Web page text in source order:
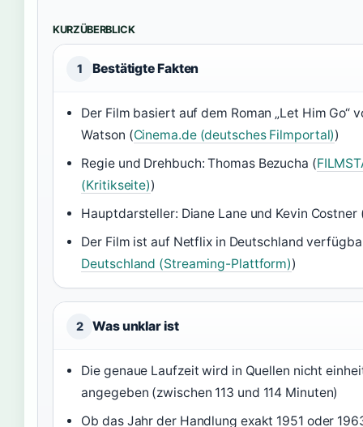
KURZÜBERBLICK
1 Bestätigte Fakten
Der Film basiert auf dem Roman „Let Him Go“
Watson (Cinema.de (deutsches Filmportal))
Regie und Drehbuch: Thomas Bezucha (
(Kritikseite))
Hauptdarsteller: Diane Lane und Kevin Costner
Der Film ist auf Netflix in Deutschland
Deutschland (Streaming-Plattform))
2 Was unklar ist
Die genaue Laufzeit wird in Quellen nicht
angegeben (zwischen 113 und 114 Minuten)
Ob das Jahr der Handlung exakt 1951 oder